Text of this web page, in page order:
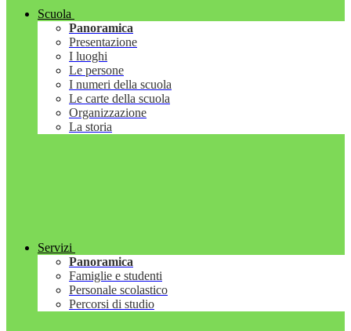
Scuola
Panoramica
Presentazione
I luoghi
Le persone
I numeri della scuola
Le carte della scuola
Organizzazione
La storia
Servizi
Panoramica
Famiglie e studenti
Personale scolastico
Percorsi di studio